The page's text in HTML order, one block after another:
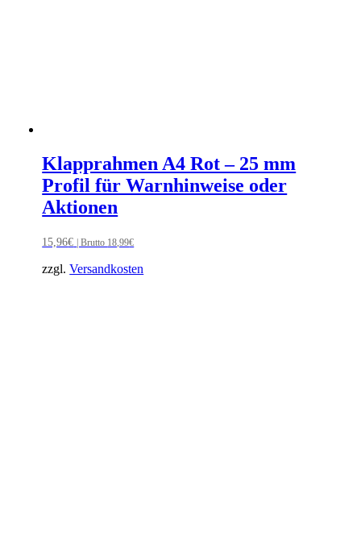
Klapprahmen A4 Rot – 25 mm
Profil für Warnhinweise oder
Aktionen
15,96€ | Brutto 18,99€
zzgl.Versandkosten